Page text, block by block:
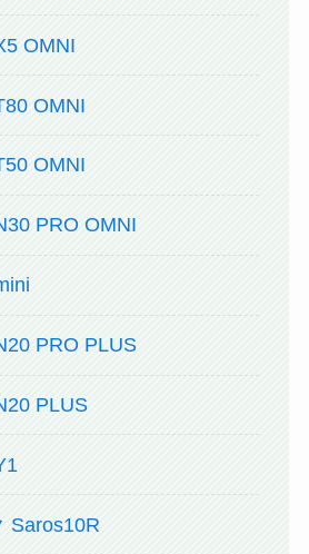
OMNI
OMNI
OMNI
PRO OMNI
PRO PLUS
PLUS
Saros10R